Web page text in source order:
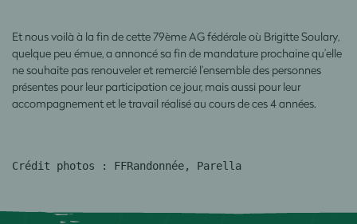
Et nous voilà à la fin de cette 79ème AG fédérale où Brigitte Soulary,
quelque peu émue, a annoncé sa fin de mandature prochaine qu’elle
ne souhaite pas renouveler et remercié l’ensemble des personnes
présentes pour leur participation ce jour, mais aussi pour leur
accompagnement et le travail réalisé au cours de ces 4 années.
Crédit photos : FFRandonnée, Parella